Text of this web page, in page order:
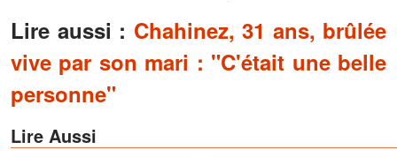
Lire aussi : Chahinez, 31 ans, brûlée
vive par son mari : "C'était une belle
personne"
Lire Aussi